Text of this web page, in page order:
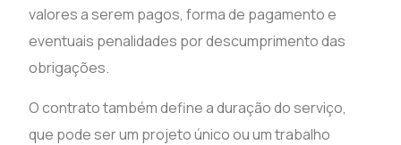
valores a serem pagos, forma de pagamento e
eventuais penalidades por descumprimento das
obrigações.
O contrato também define a duração do serviço,
que pode ser um projeto único ou um trabalho